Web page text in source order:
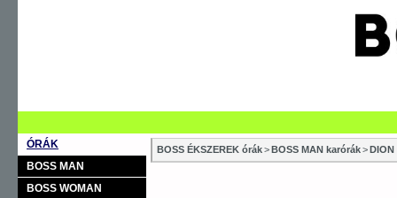
ÓRÁK
BOSS MAN
BOSS WOMAN
BOSS ÉKSZEREK órák>BOSS MAN karórák>DION